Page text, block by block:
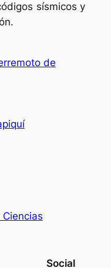
sísmicos y
de
Social